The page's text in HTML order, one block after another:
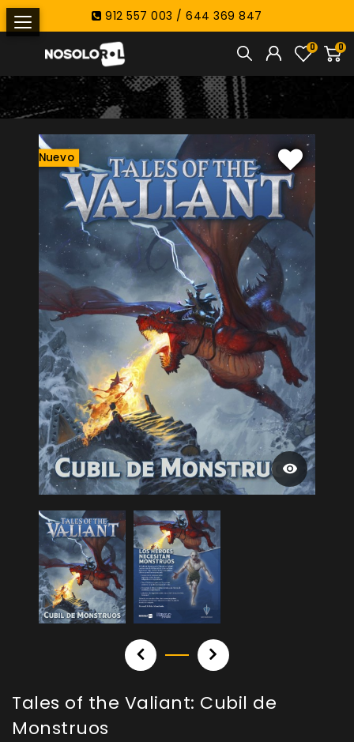
912 557 003 / 644 369 847
0
0
Nuevo
Tales of the Valiant: Cubil de
Monstruos